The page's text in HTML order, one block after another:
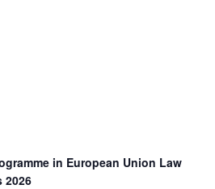
in European Union Law
2026